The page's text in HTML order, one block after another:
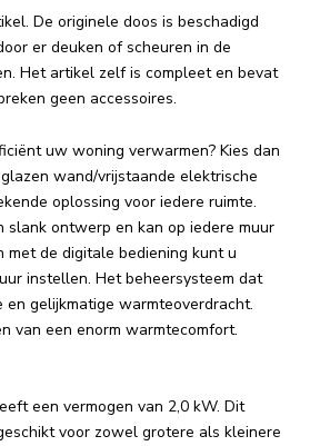
De originele doos is beschadigd
er deuken of scheuren in de
Het artikel zelf is compleet en bevat
geen accessoires.
uw woning verwarmen? Kies dan
wand/vrijstaande elektrische
oplossing voor iedere ruimte.
slank ontwerp en kan op iedere muur
met de digitale bediening kunt u
instellen. Het beheersysteem dat
en gelijkmatige warmteoverdracht.
van een enorm warmtecomfort.
een vermogen van 2,0 kW. Dit
voor zowel grotere als kleinere